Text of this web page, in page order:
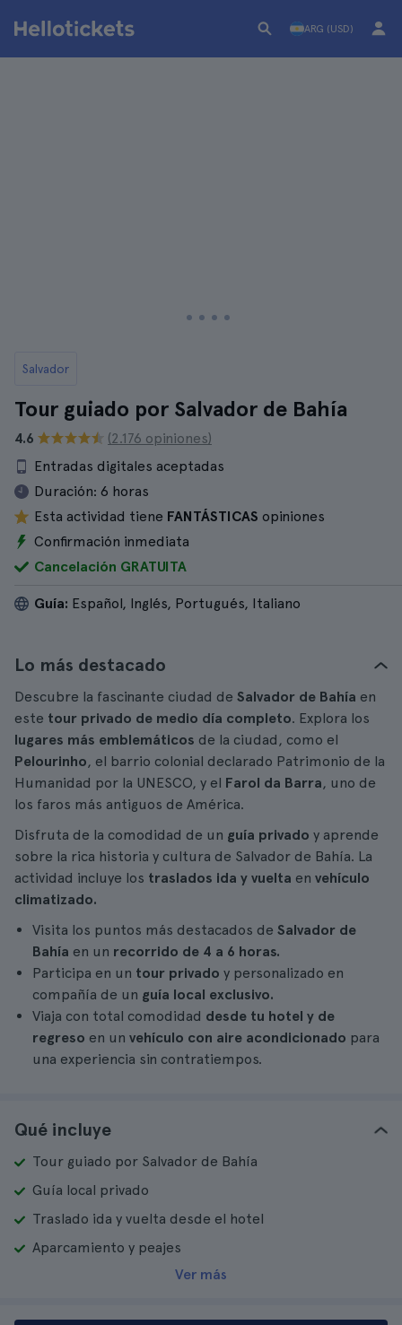
ARG (USD)
Salvador
Tour guiado por Salvador de Bahía
4.6
(2.176 opiniones)
Entradas digitales aceptadas
Duración: 6 horas
Esta actividad tiene FANTÁSTICAS opiniones
Confirmación inmediata
Cancelación GRATUITA
Guía: Español, Inglés, Portugués, Italiano
Lo más destacado
Descubre la fascinante ciudad de Salvador de Bahía en
este tour privado de medio día completo. Explora los
lugares más emblemáticos de la ciudad, como el
Pelourinho, el barrio colonial declarado Patrimonio de la
Humanidad por la UNESCO, y el Farol da Barra, uno de
los faros más antiguos de América.
Disfruta de la comodidad de un guía privado y aprende
sobre la rica historia y cultura de Salvador de Bahía. La
actividad incluye los traslados ida y vuelta en vehículo
climatizado.
Visita los puntos más destacados de Salvador de
Bahía en un recorrido de 4 a 6 horas.
Participa en un tour privado y personalizado en
compañía de un guía local exclusivo.
Viaja con total comodidad desde tu hotel y de
regreso en un vehículo con aire acondicionado para
una experiencia sin contratiempos.
Qué incluye
Tour guiado por Salvador de Bahía
Guía local privado
Traslado ida y vuelta desde el hotel
Aparcamiento y peajes
Ver más